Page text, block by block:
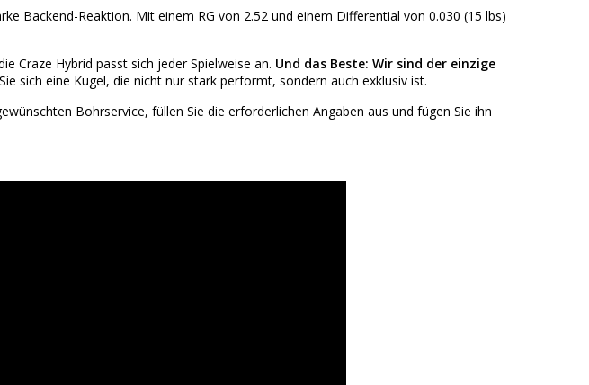
Backend-Reaktion. Mit einem RG von 2.52 und einem Differential von 0.030 (15 lbs)
Craze Hybrid passt sich jeder Spielweise an. Und das Beste: Wir sind der einzige
sich eine Kugel, die nicht nur stark performt, sondern auch exklusiv ist.
Bohrservice, füllen Sie die erforderlichen Angaben aus und fügen Sie ihn